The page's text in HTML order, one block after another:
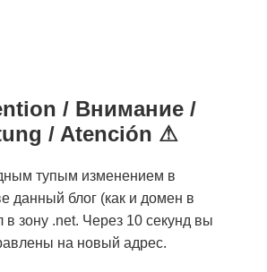
/ Внимание /
/ Atención ⚠
тупым изменением в
данный блог (как и домен в
в зону .net. Через 10 секунд вы
на новый адрес.